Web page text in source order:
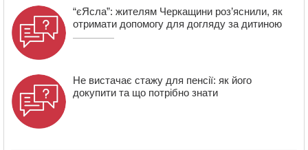
“єЯсла”: жителям Черкащини роз’яснили, як
отримати допомогу для догляду за дитиною
Не вистачає стажу для пенсії: як його
докупити та що потрібно знати